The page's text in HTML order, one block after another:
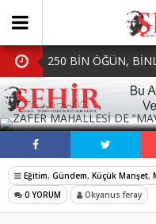
250 BİN ÖĞÜN,
BAŞKAN MÜGE
BELEDİYECİLİKTE
BIRAKMIYORUZ!’
MHP Çorlu İlçe
Mazbatalar Alındı
Dolu Vurdu,
SOFRALARDA
SOSYAL
Eğitim, Gündem, Küçük Manşet,
0 YORUM
Okyanus feray